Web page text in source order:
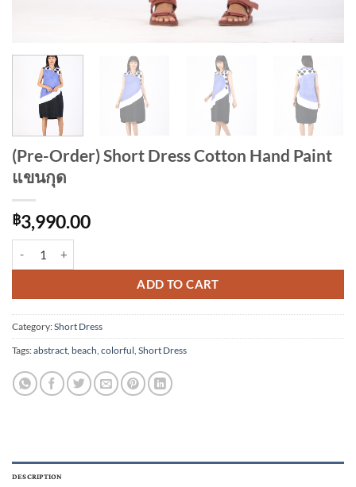
(Pre-Order) Short Dress Cotton Hand Paint
แขนกุด
฿3,990.00
ADD TO CART
Category:Short Dress
Tags:abstract, beach, colorful, Short Dress
DESCRIPTION